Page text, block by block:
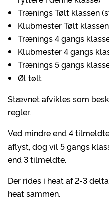
Trænings Tølt klassen
Klubmester Tølt
Trænings 4 gangs
Klubmester 4 gangs
Trænings 5 gangs
Øl tølt
Stævnet afvikles som
regler.
Ved mindre end 4
aflyst, dog vil 5 gangs
end 3 tilmeldte.
Der rides i heat af 2-3
heat sammen.